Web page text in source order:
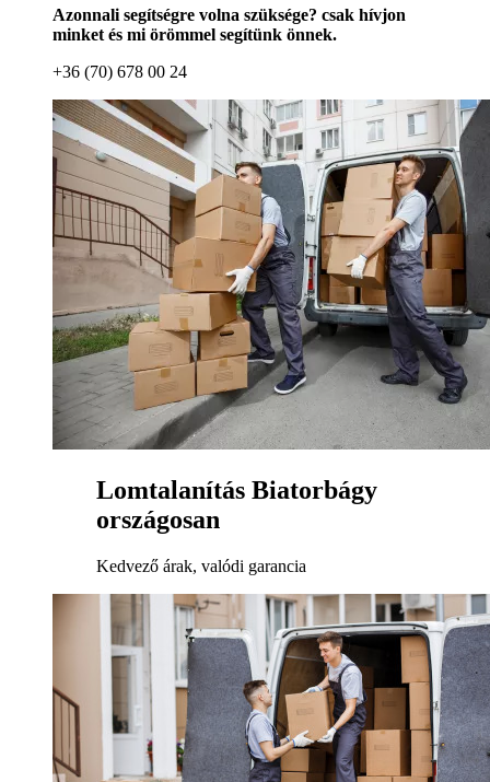
Azonnali segítségre volna szüksége? csak hívjon
minket és mi örömmel segítünk önnek.
+36 (70) 678 00 24
Lomtalanítás Biatorbágy
országosan
Kedvező árak, valódi garancia